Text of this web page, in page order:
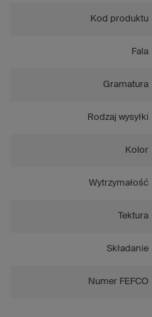
Kod produktu
Fala
Gramatura
Rodzaj wysyłki
Kolor
Wytrzymałość
Tektura
Składanie
Numer FEFCO